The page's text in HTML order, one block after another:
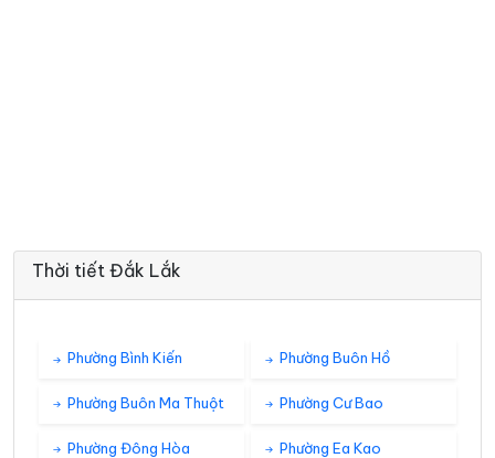
Thời tiết Đắk Lắk
Phường Bình Kiến Phường Buôn Hồ
Phường Buôn Ma Thuột Phường Cư Bao
Phường Đông Hòa Phường Ea Kao